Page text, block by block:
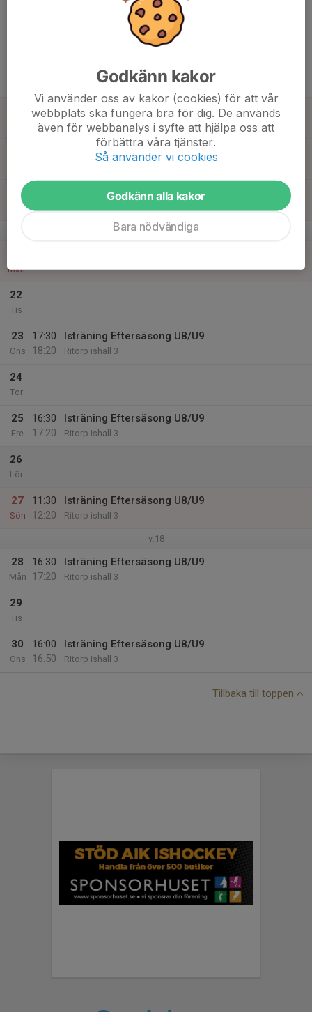
Eftersäsong U8/U9
Ritorp ishall 1
20
Sön
v.17
Mån
22
Tis
23
Ons
17:30
18:20
Isträning Eftersäsong U8/U9
Ritorp ishall 3
24
Tor
25
Fre
16:30
17:20
Isträning Eftersäsong U8/U9
Ritorp ishall 3
26
Lör
27
Sön
11:30
12:20
Isträning Eftersäsong U8/U9
Ritorp ishall 3
v.18
28
Mån
16:30
17:20
Isträning Eftersäsong U8/U9
Ritorp ishall 3
29
Tis
30
Ons
16:00
16:50
Isträning Eftersäsong U8/U9
Ritorp ishall 3
Tillbaka till toppen
Godkänn kakor
Vi använder oss av kakor (cookies) för att vår
webbplats ska fungera bra för dig. De används
även för webbanalys i syfte att hjälpa oss att
förbättra våra tjänster.
Så använder vi cookies
Godkänn alla kakor
Bara nödvändiga